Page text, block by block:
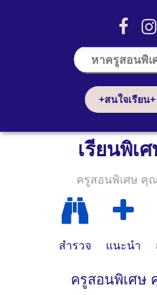
+สนใจเรียน+
เรียนพิเ
ครูสอนพิเศษ คุ
สำรวจ แนะนำ
ครูสอนพิเศษ